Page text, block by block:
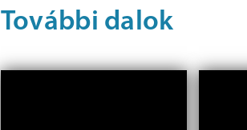
További dalok